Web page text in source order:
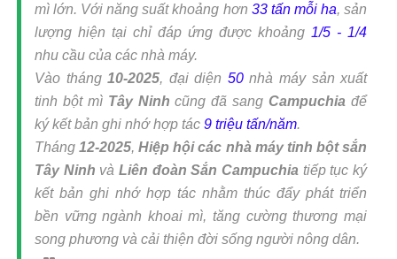
mì lớn. Với năng suất khoảng hơn 33 tấn mỗi ha, sản
lượng hiện tại chỉ đáp ứng được khoảng 1/5 - 1/4
nhu cầu của các nhà máy.
Vào tháng10-2025, đại diện 50nhà máy sản xuất
tinh bột mì Tây Ninh cũng đã sang Campuchia để
ký kết bản ghi nhớ hợp tác 9 triệu tấn/năm.
Tháng12-2025,Hiệp hội các nhà máy tinh bột sắn
Tây Ninh và Liên đoàn Sắn Campuchia tiếp tục ký
kết bản ghi nhớ hợp tác nhằm thúc đẩy phát triển
bền vững ngành khoai mì, tăng cường thương mại
song phương và cải thiện đời sống người nông dân.